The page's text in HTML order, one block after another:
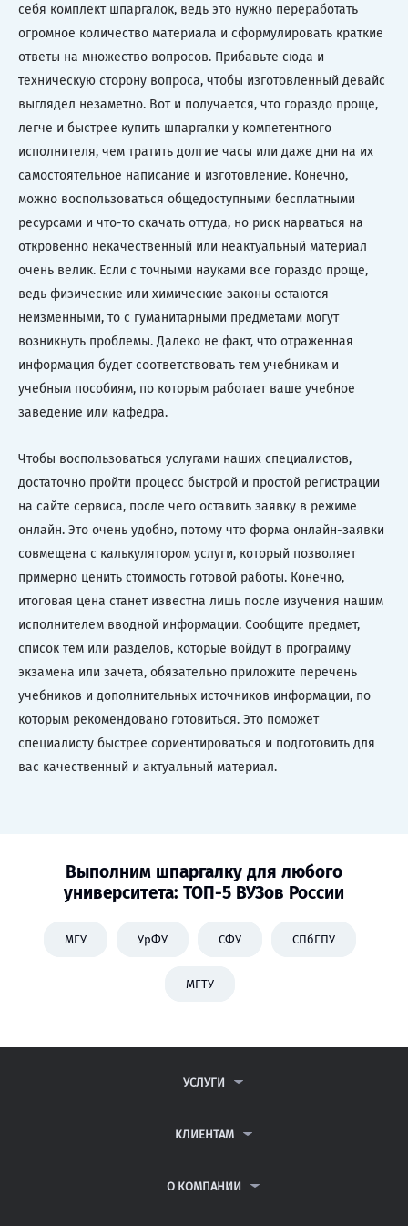
себя комплект шпаргалок, ведь это нужно переработать
огромное количество материала и сформулировать краткие
ответы на множество вопросов. Прибавьте сюда и
техническую сторону вопроса, чтобы изготовленный девайс
выглядел незаметно. Вот и получается, что гораздо проще,
легче и быстрее купить шпаргалки у компетентного
исполнителя, чем тратить долгие часы или даже дни на их
самостоятельное написание и изготовление. Конечно,
можно воспользоваться общедоступными бесплатными
ресурсами и что-то скачать оттуда, но риск нарваться на
откровенно некачественный или неактуальный материал
очень велик. Если с точными науками все гораздо проще,
ведь физические или химические законы остаются
неизменными, то с гуманитарными предметами могут
возникнуть проблемы. Далеко не факт, что отраженная
информация будет соответствовать тем учебникам и
учебным пособиям, по которым работает ваше учебное
заведение или кафедра.
Чтобы воспользоваться услугами наших специалистов,
достаточно пройти процесс быстрой и простой регистрации
на сайте сервиса, после чего оставить заявку в режиме
онлайн. Это очень удобно, потому что форма онлайн-заявки
совмещена с калькулятором услуги, который позволяет
примерно ценить стоимость готовой работы. Конечно,
итоговая цена станет известна лишь после изучения нашим
исполнителем вводной информации. Сообщите предмет,
список тем или разделов, которые войдут в программу
экзамена или зачета, обязательно приложите перечень
учебников и дополнительных источников информации, по
которым рекомендовано готовиться. Это поможет
специалисту быстрее сориентироваться и подготовить для
вас качественный и актуальный материал.
Выполним шпаргалку для любого
университета: ТОП-5 ВУЗов России
МГУ УрФУ СФУ СПбГПУ
МГТУ
УСЛУГИ
ДИПЛОМНЫЕ РАБОТЫ
РЕФЕРАТЫ
КЛИЕНТАМ
АНТИПЛАГИАТ
О КОМПАНИИ